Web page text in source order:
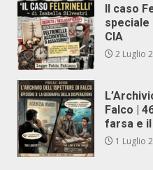
Il caso
CIA
2 Luglio
Falco |
farsa e
1 Luglio